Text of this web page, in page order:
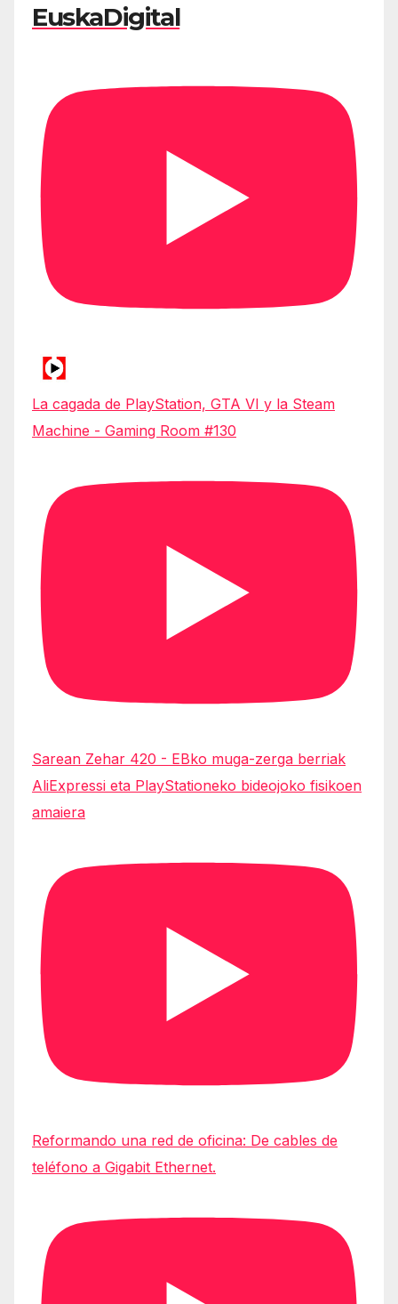
EuskaDigital
La cagada de PlayStation, GTA VI y la Steam
Machine - Gaming Room #130
Sarean Zehar 420 - EBko muga-zerga berriak
AliExpressi eta PlayStationeko bideojoko fisikoen
amaiera
Reformando una red de oficina: De cables de
teléfono a Gigabit Ethernet.